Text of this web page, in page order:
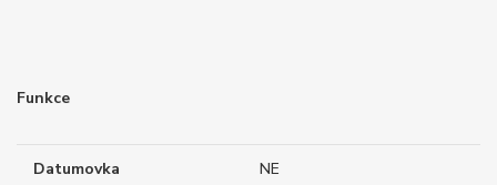
Funkce
Datumovka NE